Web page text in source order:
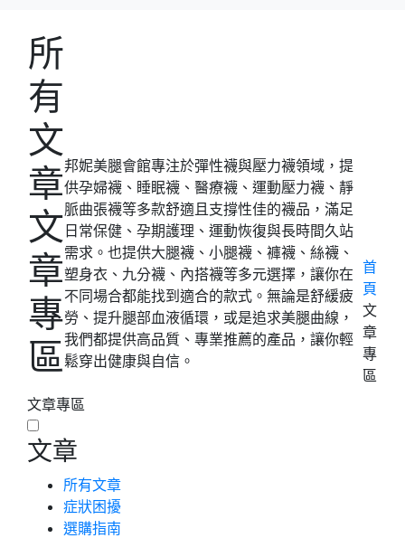
所
有
文
章
文
章
專
區
邦妮美腿會館專注於彈性襪與壓力襪領域，提
供孕婦襪、睡眠襪、醫療襪、運動壓力襪、靜
脈曲張襪等多款舒適且支撐性佳的襪品，滿足
日常保健、孕期護理、運動恢復與長時間久站
需求。也提供大腿襪、小腿襪、褲襪、絲襪、
塑身衣、九分襪、內搭襪等多元選擇，讓你在
不同場合都能找到適合的款式。無論是舒緩疲
勞、提升腿部血液循環，或是追求美腿曲線，
我們都提供高品質、專業推薦的產品，讓你輕
鬆穿出健康與自信。
首
頁
文
章
專
區
文章專區
文章
所有文章
症狀困擾
選購指南